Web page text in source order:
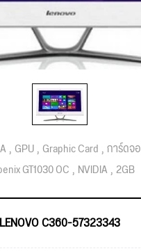
GPU Graphic Card การ์ดจอ
GT1030 OC NVIDIA 2GB
LENOVO C360-57323343